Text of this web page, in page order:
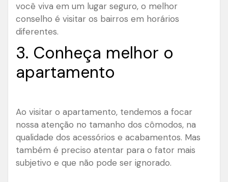
você viva em um lugar seguro, o melhor
conselho é visitar os bairros em horários
diferentes.
3. Conheça melhor o
apartamento
Ao visitar o apartamento, tendemos a focar
nossa atenção no tamanho dos cômodos, na
qualidade dos acessórios e acabamentos. Mas
também é preciso atentar para o fator mais
subjetivo e que não pode ser ignorado.